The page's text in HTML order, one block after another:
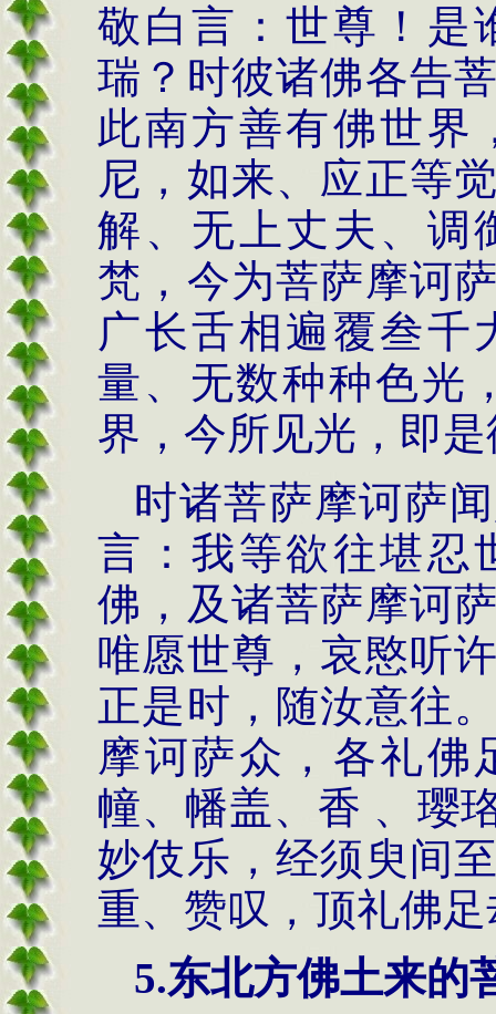
敬白言：世尊！是
瑞？时彼诸佛各告
此南方善有佛世界
尼，如来、应正等
解、无上丈夫、调
梵，今为菩萨摩诃
广长舌相遍覆叁千
量、无数种种色光
界，今所见光，即
时诸菩萨摩诃萨
言：我等欲往堪忍
佛，及诸菩萨摩诃
唯愿世尊，哀愍听
正是时，随汝意往
摩诃萨众，各礼佛
幢、幡盖、香 、璎
妙伎乐，经须臾间
重、赞叹，顶礼佛
5.东北方佛土来的